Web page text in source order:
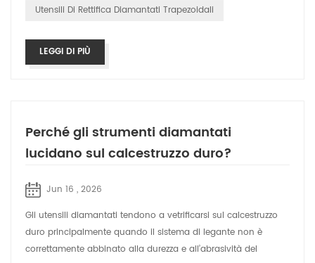
Utensili Di Rettifica Diamantati Trapezoidali
LEGGI DI PIÙ
Perché gli strumenti diamantati
lucidano sul calcestruzzo duro?
Jun 16 , 2026
Gli utensili diamantati tendono a vetrificarsi sul calcestruzzo
duro principalmente quando il sistema di legante non è
correttamente abbinato alla durezza e all’abrasività del